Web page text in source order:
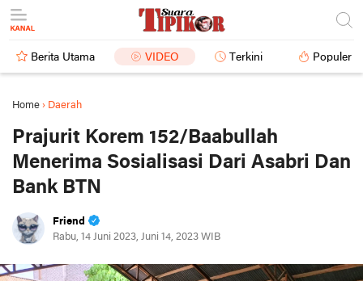
Berita Utama VIDEO Terkini Populer
Home › Daerah
Prajurit Korem 152/Baabullah
Menerima Sosialisasi Dari Asabri Dan
Bank BTN
Friend
Rabu, 14 Juni 2023, Juni 14, 2023 WIB